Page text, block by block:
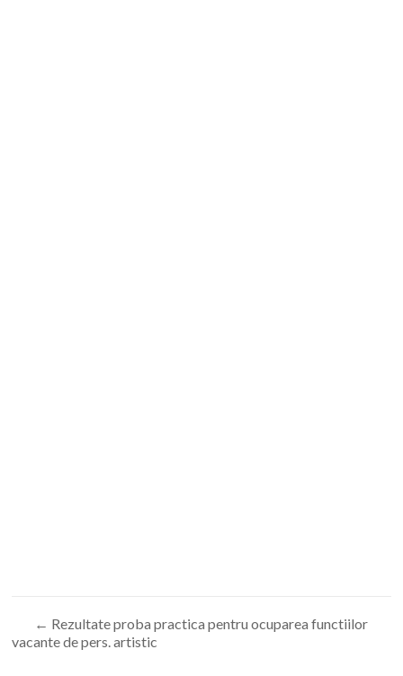
← Rezultate proba practica pentru ocuparea functiilor
vacante de pers. artistic